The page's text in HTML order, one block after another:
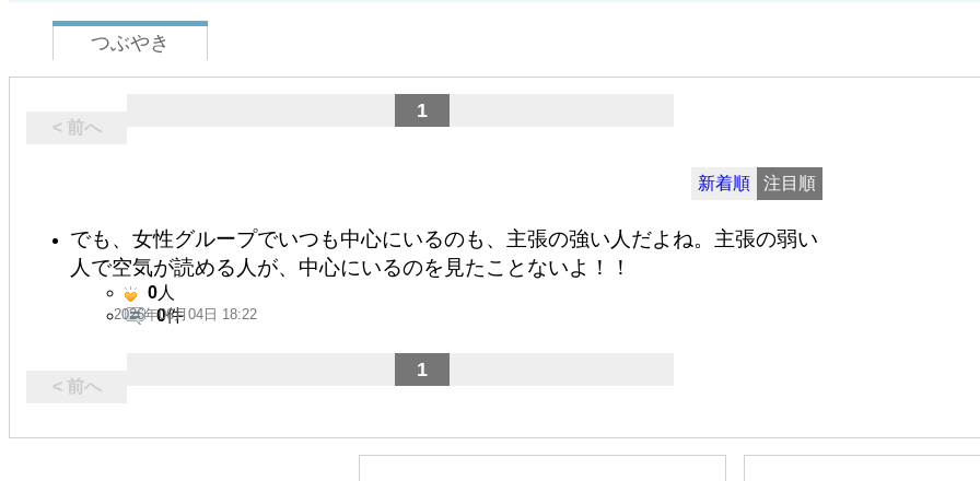
つぶやき
< 前へ
1
新着順 注目順
でも、女性グループでいつも中心にいるのも、主張の強い人だよね。主張の弱い
人で空気が読める人が、中心にいるのを見たことないよ！！
2026年06月04日 18:22
0人
0件
< 前へ
1